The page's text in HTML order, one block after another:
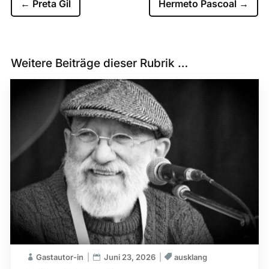
← Preta Gil Hermeto Pascoal →
Weitere Beiträge dieser Rubrik …
Gastautor-in Juni 23, 2026 ausklang